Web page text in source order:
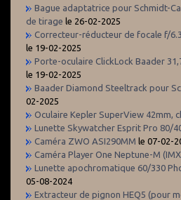
Bague adaptatrice pour Schmidt-
de tirage le 26-02-2025
Correcteur-réducteur de focale f/
le 19-02-2025
Porte-oculaire ClickLock Baader
le 19-02-2025
Baader Diamond Steeltrack pour
02-2025
Oculaire Kepler SuperView 42mm,
Lunette Skywatcher Esprit Pro 80/
Caméra ZWO ASI290MM le 07-02-
Caméra Player One Neptune-M
Lunette apochromatique 60/330
05-08-2024
Extracteur de pignon HEQ5 (pour